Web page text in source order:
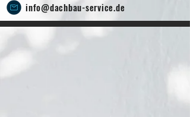
info@dachbau-service.de